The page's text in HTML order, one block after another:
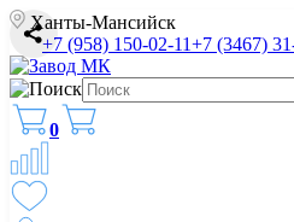
Ханты-Мансийск
+7 (958) 150-02-11+7 (3467)
0